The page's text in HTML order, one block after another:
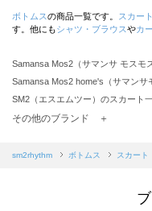
ボトムスの商品一覧です。 スカート
す。他にもシャツ・ブラウスやカ
Samansa Mos2（サマンサ モスモ
Samansa Mos2 home's（サマン
SM2（エスエムツー）のスカート
TSUHARU by Samansa Mos2（ツ
Samansa Mos2 blue（サマンサモ
sō4ū（ソウフォーユー）のスカー
その他のブランド ＋
sm2rhythm ボトムス スカート